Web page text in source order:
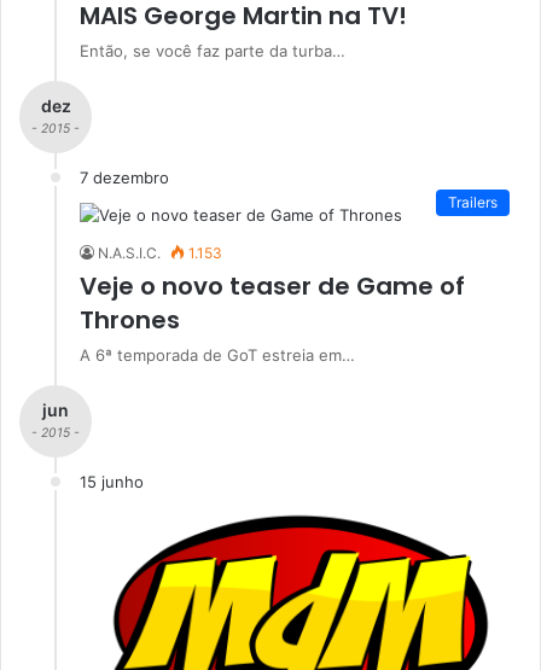
MAIS George Martin na TV!
Então, se você faz parte da turba…
dez
- 2015 -
7 dezembro
Trailers
N.A.S.I.C. 1.153
Veje o novo teaser de Game of
Thrones
A 6ª temporada de GoT estreia em…
jun
- 2015 -
15 junho